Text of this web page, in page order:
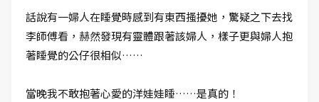
話說有一婦人在睡覺時感到有東西搔擾她，驚疑之下去找
李師傅看，赫然發現有靈體跟著該婦人，樣子更與婦人抱
著睡覺的公仔很相似……
當晚我不敢抱著心愛的洋娃娃睡……是真的！